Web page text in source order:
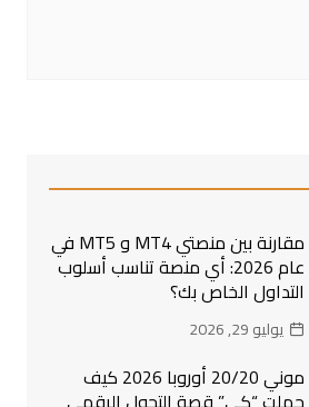
مقارنة بين منصتي MT4 و MT5 في
عام 2026: أي منصة تناسب أسلوب
التداول الخاص بك؟
يوليو 29, 2026
موني 20/20 أوروبا 2026 كيف